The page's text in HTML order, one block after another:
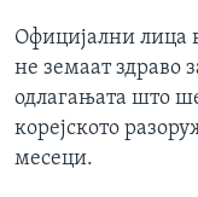
Пребарувај
ЗДРАВЈЕ
НАУКА
УМЕТНОСТ И
ИЗБОРИ ВО САД
Learning English
НАКУСО...
Официјални лица
не земаат здраво
одлагањата што
корејското
месеци.